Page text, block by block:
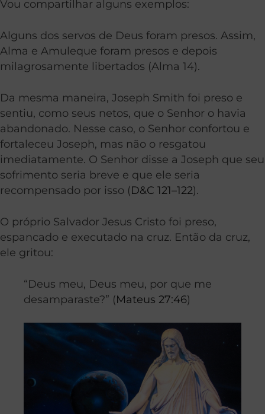
Vou compartilhar alguns exemplos:
Alguns dos servos de Deus foram presos. Assim,
Alma e Amuleque foram presos e depois
milagrosamente libertados (Alma 14).
Da mesma maneira, Joseph Smith foi preso e
sentiu, como seus netos, que o Senhor o havia
abandonado. Nesse caso, o Senhor confortou e
fortaleceu Joseph, mas não o resgatou
imediatamente. O Senhor disse a Joseph que seu
sofrimento seria breve e que ele seria
recompensado por isso (D&C 121–122).
O próprio Salvador Jesus Cristo foi preso,
espancado e executado na cruz. Então da cruz,
ele gritou:
“Deus meu, Deus meu, por que me
desamparaste?” (Mateus 27:46)